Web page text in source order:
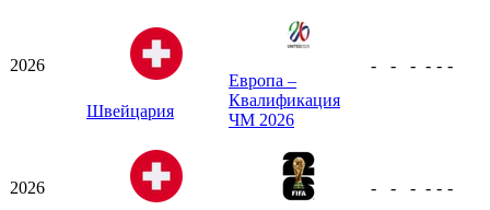
2026
Швейцария
Европа –
Квалификация
ЧМ 2026
- - - - - -
2026 - - - - - -